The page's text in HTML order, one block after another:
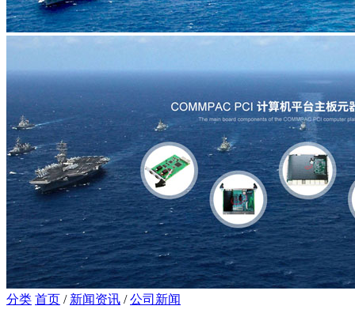
分类 首页 / 新闻资讯 /公司新闻